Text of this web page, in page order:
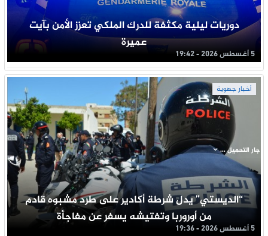
دوريات ليلية مكثفة للدرك الملكي تعزز الأمن بآيت
عميرة
5 أغسطس 2026 - 19:42
أخبار جهوية
“الديستي” يدل شرطة أكادير على طرد مشبوه قادم
من أوروربا وتفتيشه يسفر عن مفاجأة
5 أغسطس 2026 - 19:36
جار التحميل ...